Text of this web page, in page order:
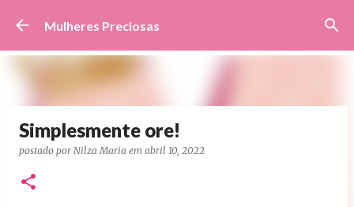
Pular para o conteúdo principal
Mulheres Preciosas
Simplesmente ore!
postado por Nilza Maria em abril 10, 2022